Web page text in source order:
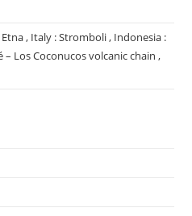
, Italy : Stromboli , Indonesia :
Los Coconucos volcanic chain ,